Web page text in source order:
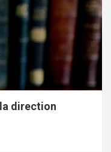
direction